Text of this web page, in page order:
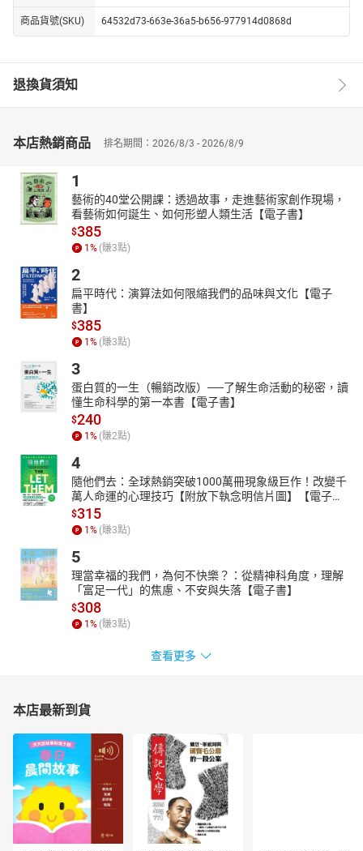
商品貨號(SKU) 64532d73-663e-36a5-b656-977914d0868d
退換貨須知
本店熱銷商品 排名期間：2026/8/3 - 2026/8/9
1
藝術的40堂公開課：透過故事，走進藝術家創作現場，
看藝術如何誕生、如何形塑人類生活【電子書】
$385
1% (賺3點)
2
扁平時代：演算法如何限縮我們的品味與文化【電子
書】
$385
1% (賺3點)
3
蛋白質的一生（暢銷改版）──了解生命活動的秘密，讀
懂生命科學的第一本書【電子書】
$240
1% (賺2點)
4
隨他們去：全球熱銷突破1000萬冊現象級巨作！改變千
萬人命運的心理技巧【附放下執念明信片圖】【電子
書】
$315
1% (賺3點)
5
理當幸福的我們，為何不快樂？：從精神科角度，理解
「富足一代」的焦慮、不安與失落【電子書】
$308
1% (賺3點)
查看更多
本店最新到貨